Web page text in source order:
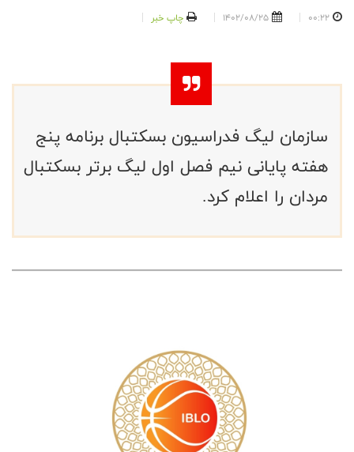
00:22
1402/08/25 چاپ خبر
سازمان لیگ فدراسیون بسکتبال برنامه پنج
هفته پایانی نیم فصل اول لیگ برتر بسکتبال
مردان را اعلام کرد.